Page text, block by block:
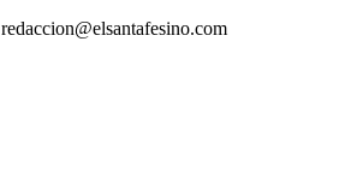
redaccion@elsantafesino.com